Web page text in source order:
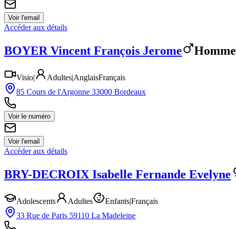
Voir l'email
Accéder aux détails
BOYER Vincent François Jerome Homme
Visio| Adultes|AnglaisFrançais
85 Cours de l'Argonne 33000 Bordeaux
Voir le numéro
Voir l'email
Accéder aux détails
BRY-DECROIX Isabelle Fernande Evelyne
Adolescents Adultes Enfants|Français
33 Rue de Paris 59110 La Madeleine